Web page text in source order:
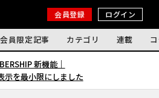
会員登録 ログイン
会員限定記事 カテゴリ 連載
新機能｜
示を最小限にしました